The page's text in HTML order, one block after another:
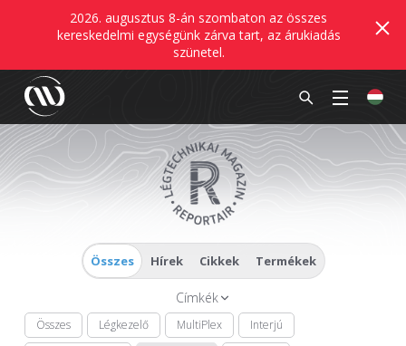
2026. augusztus 8-án szombaton az összes
kereskedelmi egységünk zárva tart, az árukiadás
szünetel.
Összes Hírek Cikkek Termékek
Címkék
Összes Légkezelő MultiPlex
Interjú